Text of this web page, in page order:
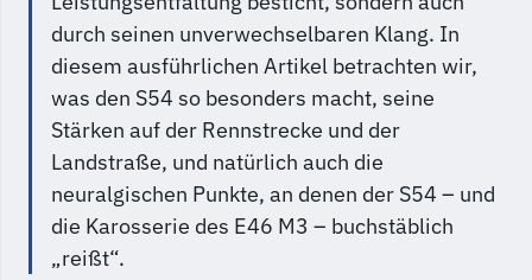
durch seinen unverwechselbaren Klang. In
diesem ausführlichen Artikel betrachten wir,
was den S54 so besonders macht, seine
Stärken auf der Rennstrecke und der
Landstraße, und natürlich auch die
neuralgischen Punkte, an denen der S54 – und
die Karosserie des E46 M3 – buchstäblich
„reißt“.